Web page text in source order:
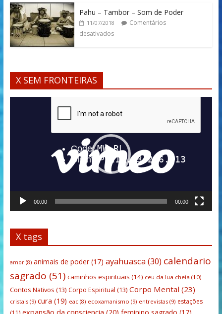
Pahu – Tambor – Som de Poder
11/07/2018
Comentários
desativados
X SEM FRONTEIRAS
00:00 00:00
X tags
amor(8) animais de poder(17) ayahuasca(30) calendario
sagrado (51) caminhos espirituais (14) ceu da lua cheia (10)
Contos Nativos (13) Corpo Espiritual (13) Corpo Mental (23)
cristais(9) cura (19) eac(8) ecoxamanismo (9) entrevistas(9) estações